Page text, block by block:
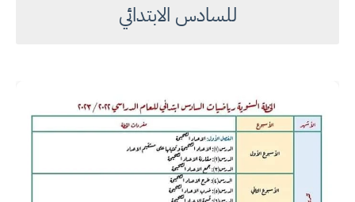
للسادس الابتدائي